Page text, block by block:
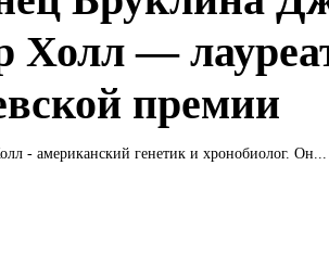
Холл —
премии
- американский генетик и хронобиолог. Он...